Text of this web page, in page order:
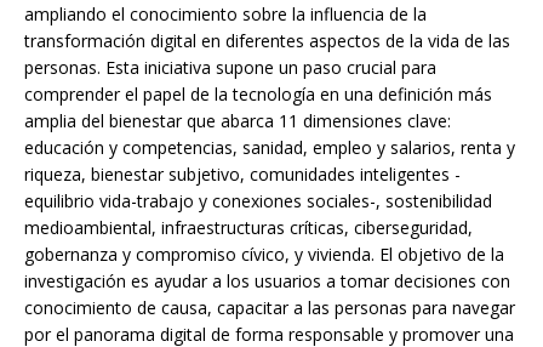
ampliando el conocimiento sobre la influencia de la
transformación digital en diferentes aspectos de la vida de las
personas. Esta iniciativa supone un paso crucial para
comprender el papel de la tecnología en una definición más
amplia del bienestar que abarca 11 dimensiones clave:
educación y competencias, sanidad, empleo y salarios, renta y
riqueza, bienestar subjetivo, comunidades inteligentes -
equilibrio vida-trabajo y conexiones sociales-, sostenibilidad
medioambiental, infraestructuras críticas, ciberseguridad,
gobernanza y compromiso cívico, y vivienda. El objetivo de la
investigación es ayudar a los usuarios a tomar decisiones con
conocimiento de causa, capacitar a las personas para navegar
por el panorama digital de forma responsable y promover una